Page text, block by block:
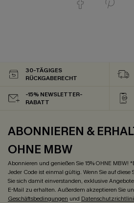
30-TÄGIGES
RÜCKGABERECHT
-15% NEWSLETTER-
RABATT
ABONNIEREN &
OHNE MBW
Abonnieren und genießen Sie 15% OHNE MBW!
Jeder Code ist einmal gültig. Wenn Sie auf diese
Sie sich damit einverstanden, exklusive
E-Mail zu erhalten. Außerdem akzeptieren Sie
Geschäftsbedingungen und